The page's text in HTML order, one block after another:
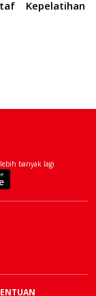
Kepelatihan
banyak lagi